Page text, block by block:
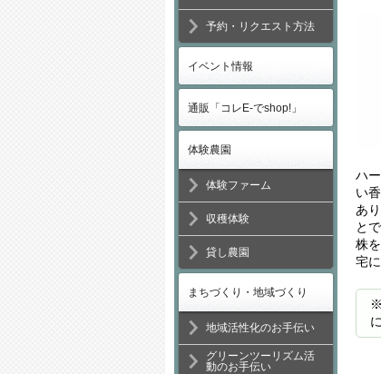
予約・リクエスト方法
イベント情報
通販「コレE-でshop!」
体験農園
体験ファーム
収穫体験
貸し農園
まちづくり・地域づくり
地域活性化のお手伝い
グリーンツーリズム活
動のお手伝い
ハ
い
あ
と
株
宅